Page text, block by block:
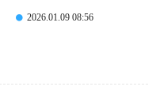
2026.01.09 08:56